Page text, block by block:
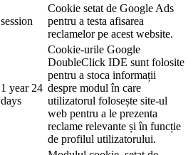
session
Cookie setat de Google Ads
pentru a testa afisarea
reclamelor pe acest website.
1 year 24
days
Cookie-urile Google
DoubleClick IDE sunt folosite
pentru a stoca informații
despre modul în care
utilizatorul folosește site-ul
web pentru a le prezenta
reclame relevante și în funcție
de profilul utilizatorului.